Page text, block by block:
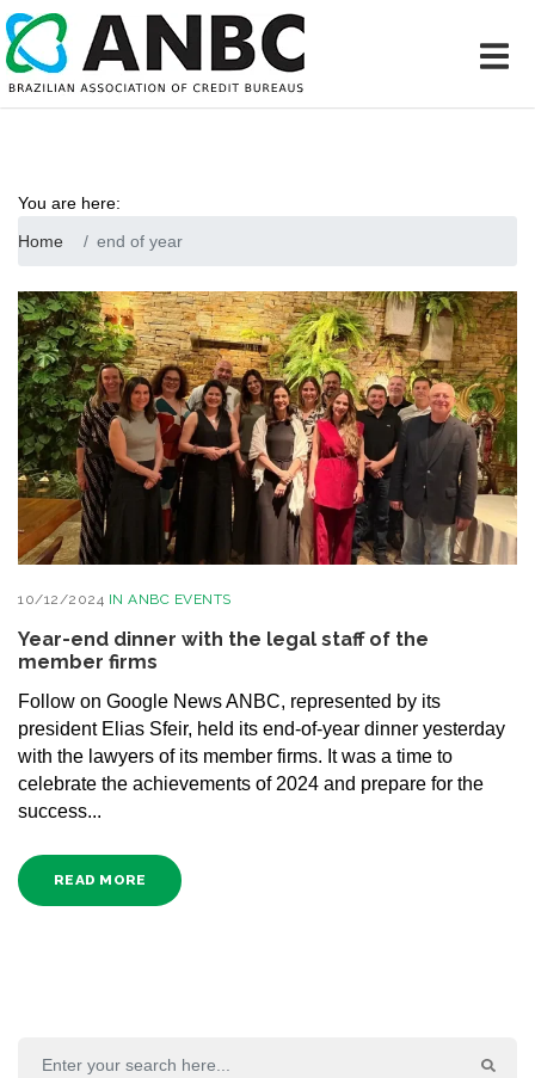
You are here:
Home
end of year
10/12/2024 IN ANBC EVENTS
Year-end dinner with the legal staff of the
member firms
Follow on Google News ANBC, represented by its
president Elias Sfeir, held its end-of-year dinner yesterday
with the lawyers of its member firms. It was a time to
celebrate the achievements of 2024 and prepare for the
success...
READ MORE